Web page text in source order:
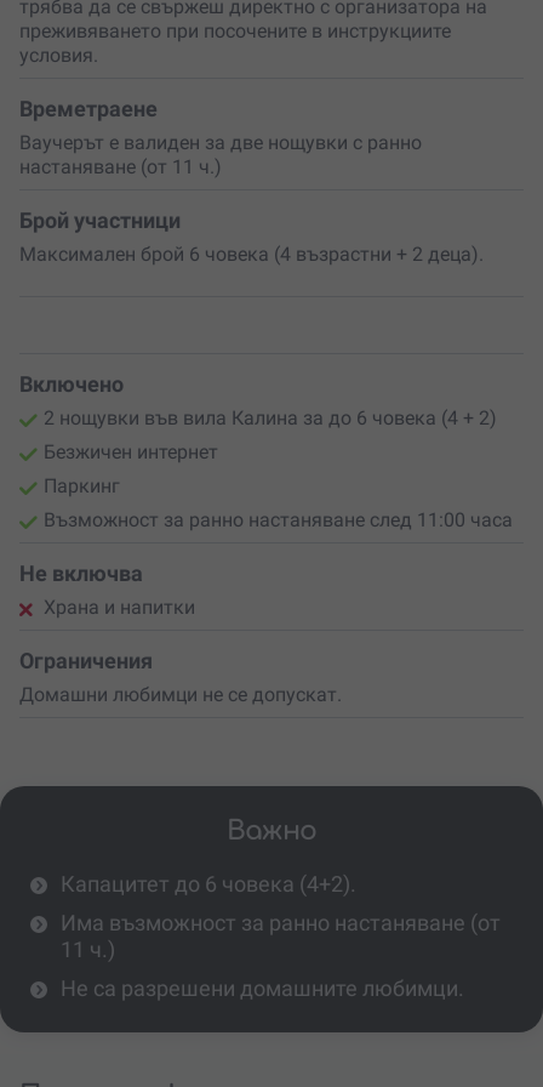
(4 възрастни + 2 деца), което я прави чудесен избор за
компактна, но комфортна компания. Районът
предлага разходки по горски пътеки, риболов,
всяко излизане навън се превръща в малко
приключение.
Подари сипочивка в планинска вила
преживяване сред Родопите. Вместо вещ – подари
спомен. Вместо предмет – време заедно. Резервирай
трябва да се свържеш директно с организатора на
преживяването при посочените в инструкциите
условия.
Времетраене
Ваучерът е валиден за две нощувки с ранно
настаняване (от 11 ч.)
Брой участници
Максимален брой 6 човека (4 възрастни + 2 деца).
Включено
2 нощувки във вила Калина за до 6 човека (4 + 2)
Безжичен интернет
Паркинг
Възможност за ранно настаняване след 11:00 часа
Не включва
Храна и напитки
Ограничения
Домашни любимци не се допускат.
Важно
Капацитет до 6 човека (4+2).
Има възможност за ранно настаняване (от
11 ч.)
Не са разрешени домашните любимци.